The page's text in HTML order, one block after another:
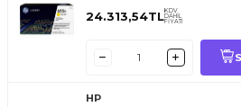
24.313,54TLKDV
DAHİL
FİYATI
HP